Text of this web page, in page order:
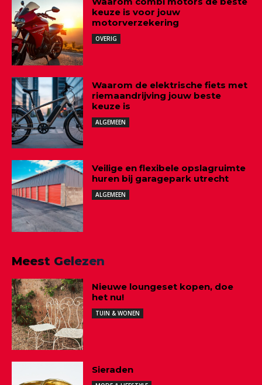
keuze is voor jouw
motorverzekering
OVERIG
Waarom de elektrische fiets met
riemaandrijving jouw beste
keuze is
ALGEMEEN
Veilige en flexibele opslagruimte
huren bij garagepark utrecht
ALGEMEEN
Meest Gelezen
Nieuwe loungeset kopen, doe
het nu!
TUIN & WONEN
Sieraden